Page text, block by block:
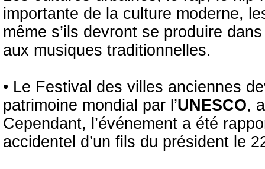
importante de la culture moderne,
même s’ils devront se produire
aux musiques traditionnelles.
• Le Festival des villes anciennes
patrimoine mondial par l’UNESCO,
Cependant, l’événement a été
accidentel d’un fils du président le